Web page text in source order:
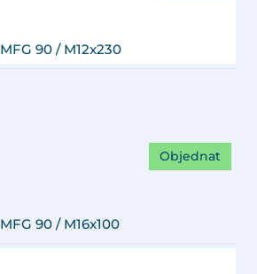
MFG 90 / M12x230
MFG 90 / M16x100
Objednat